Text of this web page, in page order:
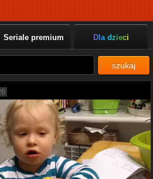
Seriale premium Dla dzieci
szukaj